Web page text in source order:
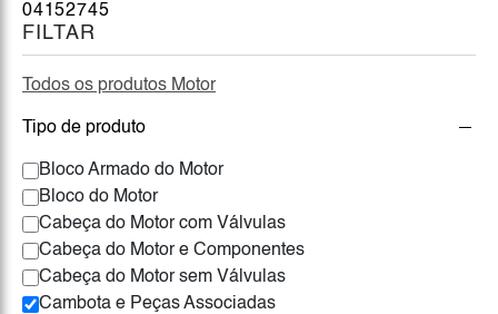
FILTAR
Todos os produtos Motor
Tipo de produto
Bloco Armado do Motor
Bloco do Motor
Cabeça do Motor com Válvulas
Cabeça do Motor e Componentes
Cabeça do Motor sem Válvulas
Cambota e Peças Associadas
04152745